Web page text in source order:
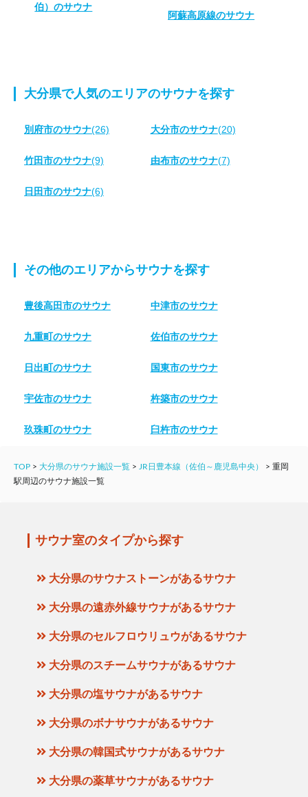
伯）のサウナ
阿蘇高原線のサウナ
大分県で人気のエリアのサウナを探す
別府市のサウナ(26) 大分市のサウナ(20)
竹田市のサウナ(9) 由布市のサウナ(7)
日田市のサウナ(6)
その他のエリアからサウナを探す
豊後高田市のサウナ 中津市のサウナ
九重町のサウナ 佐伯市のサウナ
日出町のサウナ 国東市のサウナ
宇佐市のサウナ 杵築市のサウナ
玖珠町のサウナ 臼杵市のサウナ
TOP > 大分県のサウナ施設一覧 > JR日豊本線（佐伯～鹿児島中央） > 重岡
駅周辺のサウナ施設一覧
サウナ室のタイプから探す
大分県のサウナストーンがあるサウナ
大分県の遠赤外線サウナがあるサウナ
大分県のセルフロウリュウがあるサウナ
大分県のスチームサウナがあるサウナ
大分県の塩サウナがあるサウナ
大分県のボナサウナがあるサウナ
大分県の韓国式サウナがあるサウナ
大分県の薬草サウナがあるサウナ